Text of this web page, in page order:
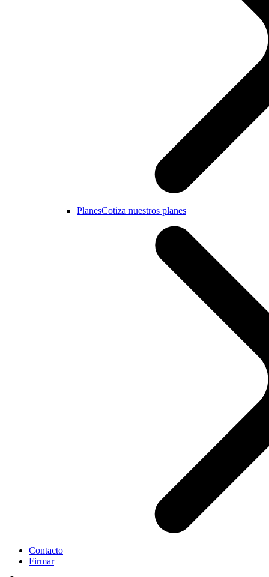
PlanesCotiza nuestros planes
Contacto
Firmar